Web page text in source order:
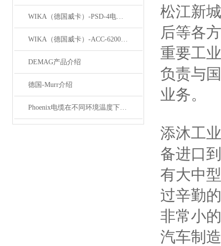
WIKA（德国威卡）-PSD-4电子压力开关
WIKA（德国威卡）-ACC-6200系列压力变送器简介
DEMAG产品介绍
德国-Murr介绍
Phoenix电缆在不同环境温度下的性能表现如何？
松江新
后等各
重要工
负责与
业务。
添沐工
备进口
有大中
过辛勤
非常小
汽车制